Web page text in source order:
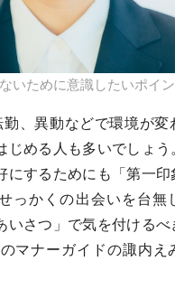
いために意識したいポイ
、異動などで環境が変
じめる人も多いでしょう
にするためにも「第一
っかくの出会いを台無
いさつ」で気を付ける
マナーガイドの諏内え